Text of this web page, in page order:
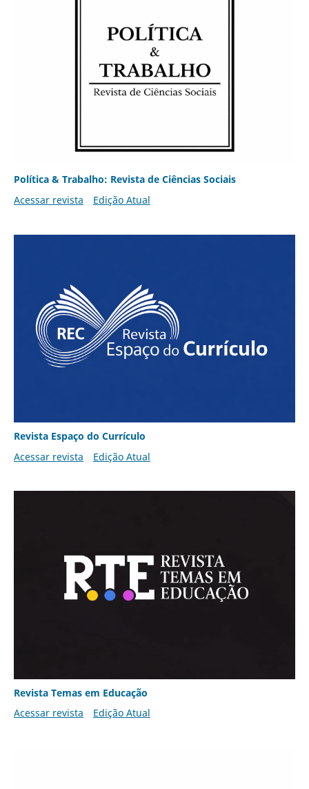
Política & Trabalho: Revista de Ciências Sociais
Acessar revista
Edição Atual
Revista Espaço do Currículo
Acessar revista
Edição Atual
Revista Temas em Educação
Acessar revista
Edição Atual